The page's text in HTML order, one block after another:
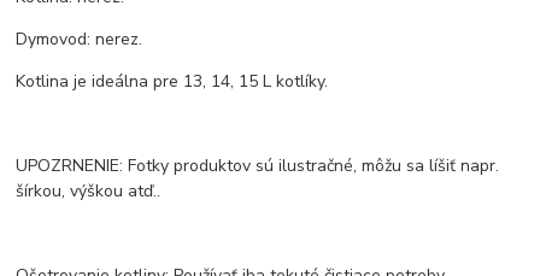
Dymovod: nerez.
Kotlina je ideálna pre 13, 14, 15 L kotlíky.
UPOZRNENIE: Fotky produktov sú ilustračné, môžu sa líšiť napr.
šírkou, výškou atď..